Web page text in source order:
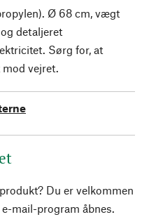
Ø 68 cm, vægt
detaljeret
Sørg for, at
vejret.
Du er velkommen
mail-program åbnes.